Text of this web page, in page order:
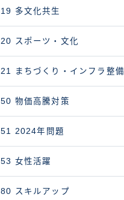
19 多文化共生
20 スポーツ・文化
21 まちづくり・インフラ整備
50 物価高騰対策
51 2024年問題
53 女性活躍
80 スキルアップ